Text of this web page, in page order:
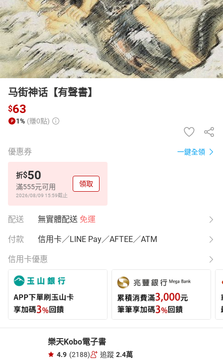
HOT
马街神话【有聲書】
$63
1% (賺0點)
優惠券 一鍵全領
折$50
滿555元可用
2026/08/09 15:59截止
領取
配送 無實體配送 免運
付款 信用卡／LINE Pay／AFTEE／ATM
信用卡優惠
樂天Kobo電子書
4.9 (2188) 追蹤 2.4萬